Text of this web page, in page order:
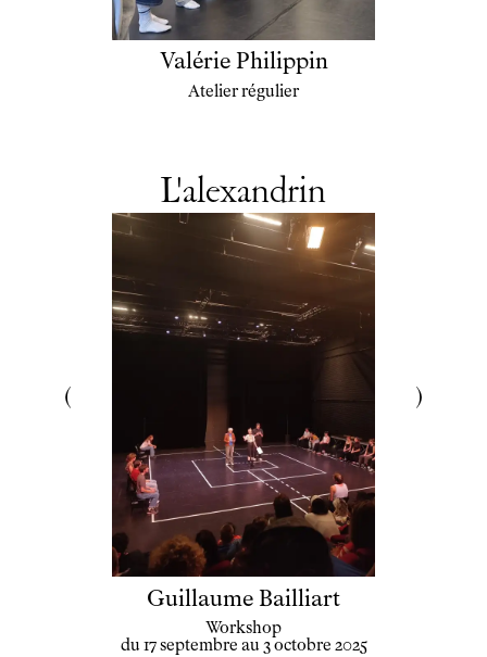
Valérie Philippin
Atelier régulier
L'alexandrin
Guillaume Bailliart
Workshop
du 17 septembre au 3 octobre 2025